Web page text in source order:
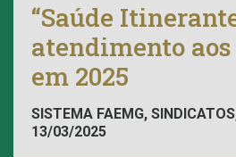
“Saúde
atendimento
em 2025
SISTEMA FAEMG,
13/03/2025